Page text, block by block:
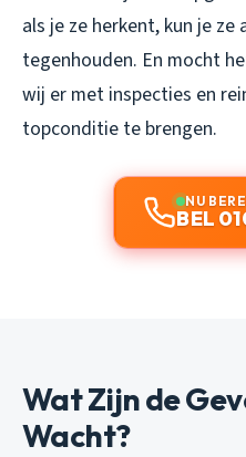
als je ze herkent, kun je
tegenhouden. En mocht
wij er met inspecties en
topconditie te brengen.
NU
BEL
Wat Zijn de
Wacht?